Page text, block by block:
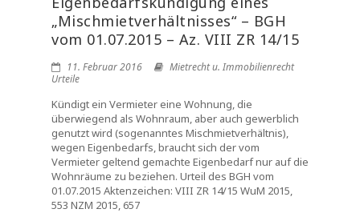
„Mischmietverhältnisses“ – BGH
vom 01.07.2015 – Az. VIII ZR 14/15
11. Februar 2016
Mietrecht u. Immobilienrecht
Urteile
Kündigt ein Vermieter eine Wohnung, die
überwiegend als Wohnraum, aber auch gewerblich
genutzt wird (sogenanntes Mischmietverhältnis),
wegen Eigenbedarfs, braucht sich der vom
Vermieter geltend gemachte Eigenbedarf nur auf die
Wohnräume zu beziehen. Urteil des BGH vom
01.07.2015 Aktenzeichen: VIII ZR 14/15 WuM 2015,
553 NZM 2015, 657